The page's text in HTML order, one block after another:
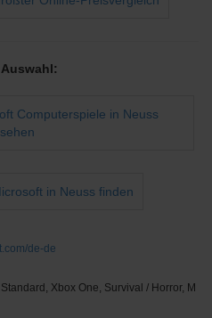
Computerspiele in Neuss
in Neuss finden
de-de
Xbox One, Survival / Horror, M